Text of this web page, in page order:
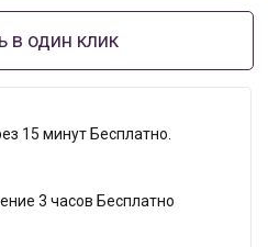
в один клик
15 минут Бесплатно.
3 часов Бесплатно